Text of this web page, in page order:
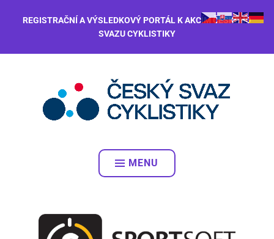
REGISTRAČNÍ A VÝSLEDKOVÝ PORTÁL K AKCÍM ČESKÉHO
SVAZU CYKLISTIKY
MENU